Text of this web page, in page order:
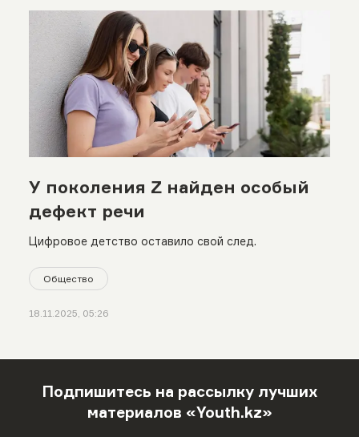
У поколения Z найден особый
дефект речи
Цифровое детство оставило свой след.
Общество
18.11.2025, 05:26
Подпишитесь на рассылку лучших
материалов «Youth.kz»